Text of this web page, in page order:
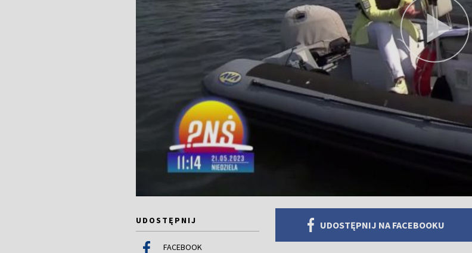
UDOSTĘPNIJ
FACEBOOK
UDOSTĘPNIJ NA FACEBOOKU